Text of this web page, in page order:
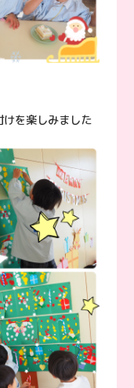
を楽しみました